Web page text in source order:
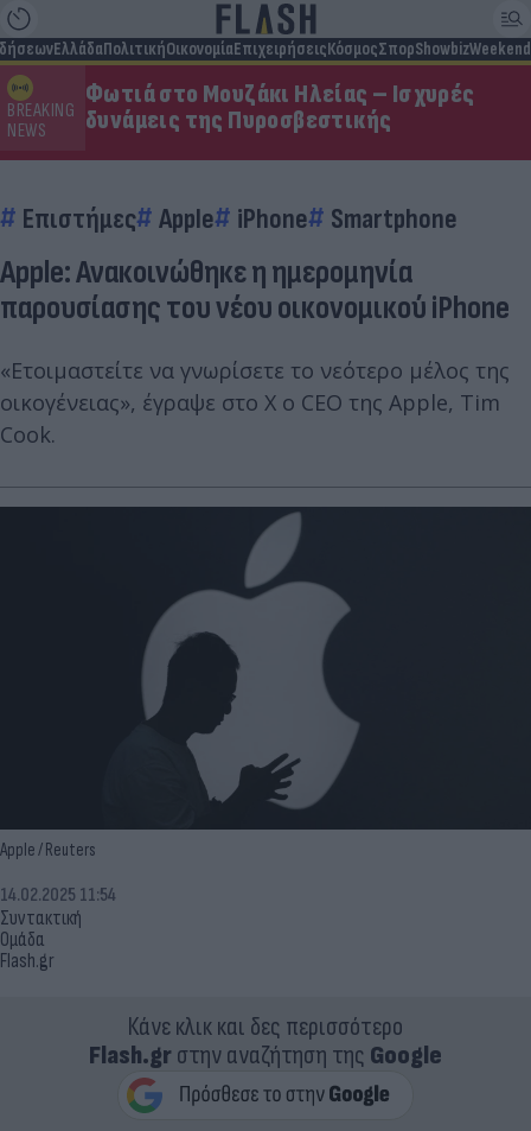
ΕλλάδαΠολιτικήΟικονομίαΕπιχειρήσειςΚόσμοςΣπορShowbizWeekend
BREAKING
NEWS
Φωτιά στο Μουζάκι Ηλείας – Ισχυρές
δυνάμεις της Πυροσβεστικής
Επιστήμες Apple iPhone Smartphone
Apple: Ανακοινώθηκε η ημερομηνία
παρουσίασης του νέου οικονομικού iPhone
«Ετοιμαστείτε να γνωρίσετε το νεότερο μέλος της
οικογένειας», έγραψε στο Χ ο CEO της Apple, Tim
Cook.
Apple / Reuters
Συντακτική
Ομάδα
Flash.gr
14.02.2025 11:54
Κάνε κλικ και δες περισσότερο
Flash.grστην αναζήτηση της Google